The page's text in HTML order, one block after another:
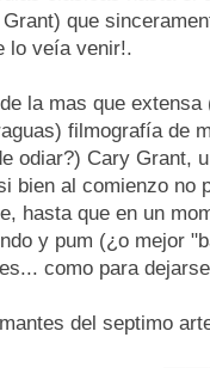
que
lo veía venir!.
la mas que
filmografía de
odiar?) Cary Grant,
bien al comienzo no
hasta que en un
y pum (¿o mejor
como para
del septimo